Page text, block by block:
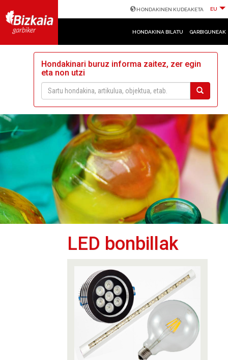
HONDAKINEN KUDEAKETA EU
HONDAKINA BILATU GARBIGUNEAK
Hondakinari buruz informa zaitez, zer egin
eta non utzi
LED bonbillak